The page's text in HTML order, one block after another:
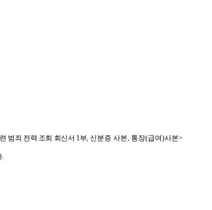
범죄 전력 조회 회신서 1부, 신분증 사본, 통장(급여)사본>
.